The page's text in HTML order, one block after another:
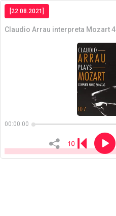
[22.08.2021]
Claudio Arrau interpreta Mozart 4
00:00:00